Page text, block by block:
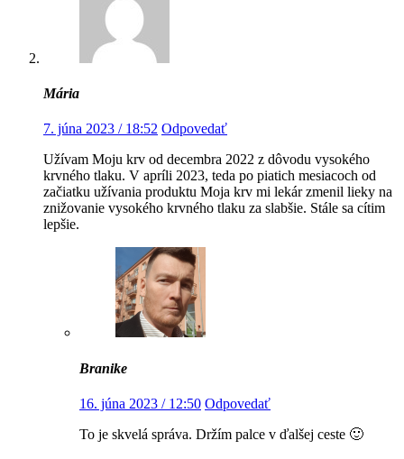
Mária
7. júna 2023 / 18:52 Odpovedať
Užívam Moju krv od decembra 2022 z dôvodu vysokého
krvného tlaku. V apríli 2023, teda po piatich mesiacoch od
začiatku užívania produktu Moja krv mi lekár zmenil lieky na
znižovanie vysokého krvného tlaku za slabšie. Stále sa cítim
lepšie.
Branike
16. júna 2023 / 12:50 Odpovedať
To je skvelá správa. Držím palce v ďalšej ceste 🙂